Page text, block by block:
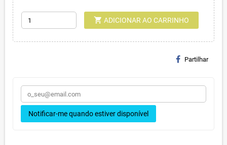
shopping_cart ADICIONAR AO CARRINHO
Partilhar
Notificar-me quando estiver disponível